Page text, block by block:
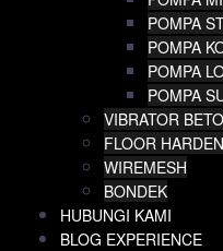
POMPA
POMPA
POMPA
POMPA
VIBRATOR
FLOOR
WIREMESH
BONDEK
HUBUNGI KAMI
BLOG EXPERIENCE